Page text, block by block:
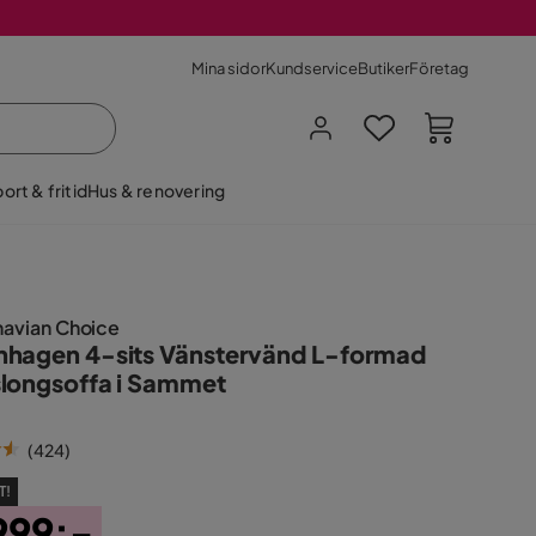
Mina sidorKundserviceButikerFöretag
& fritidHus & renovering
Choice
4-sits Vänstervänd L-formad
i Sammet
(424)